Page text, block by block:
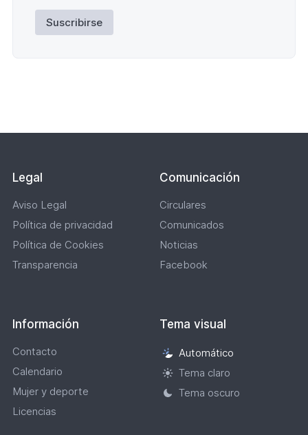
Suscribirse
Legal
Aviso Legal
Política de privacidad
Política de Cookies
Transparencia
Comunicación
Circulares
Comunicados
Noticias
Facebook
Información
Contacto
Calendario
Mujer y deporte
Licencias
Tema visual
Selección
de
tema
Automático
Tema claro
Tema oscuro